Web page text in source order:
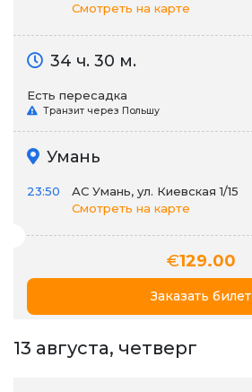
Смотреть на карте
34 ч. 30 м.
Есть пересадка
Транзит через Польшу
Умань
23:50
АС Умань, ул. Киевская 1/15
Смотреть на карте
€129.00
Заказать билет
13 августа, четверг